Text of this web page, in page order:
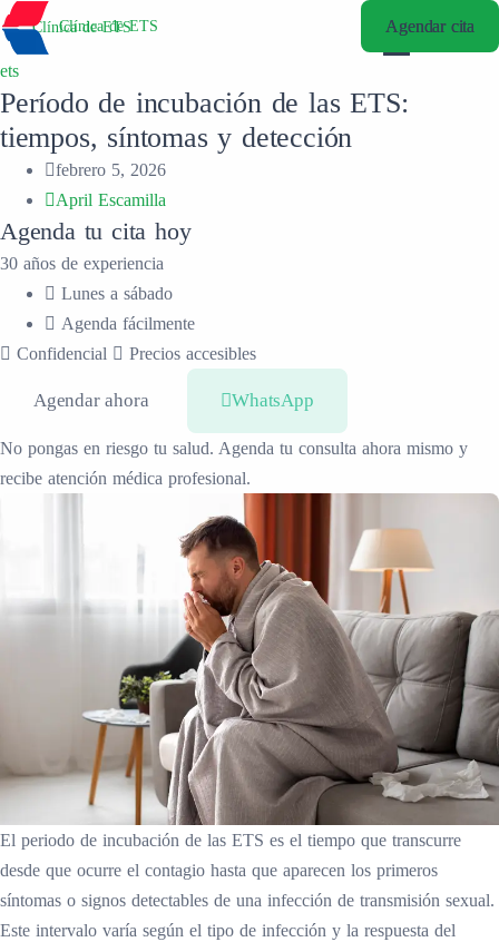
Clínica de ETS Agendar cita
Clínica de ETS Agendar cita
ets
Período de incubación de las ETS:
tiempos, síntomas y detección
febrero 5, 2026
April Escamilla
Agenda tu cita hoy
30 años de experiencia
Lunes a sábado
Agenda fácilmente
Confidencial
Precios accesibles
Agendar ahora WhatsApp
No pongas en riesgo tu salud. Agenda tu consulta ahora mismo y
recibe atención médica profesional.
El periodo de incubación de las ETS es el tiempo que transcurre
desde que ocurre el contagio hasta que aparecen los primeros
síntomas o signos detectables de una infección de transmisión sexual.
Este intervalo varía según el tipo de infección y la respuesta del